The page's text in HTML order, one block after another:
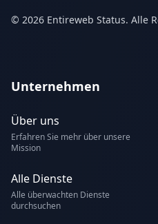
© 2026 Entireweb Status. Alle
Unternehmen
Über uns
Erfahren Sie mehr über unsere
Mission
Alle Dienste
Alle überwachten Dienste
durchsuchen